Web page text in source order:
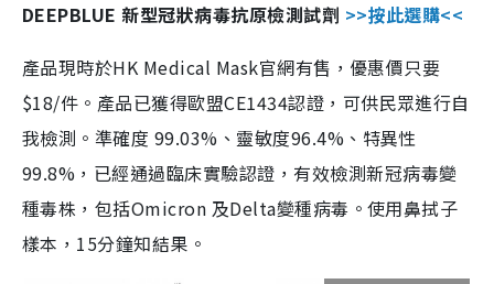
DEEPBLUE 新型冠狀病毒抗原檢測試劑 >>按此選購<<
產品現時於HK Medical Mask官網有售，優惠價只要
$18/件。產品已獲得歐盟CE1434認證，可供民眾進行自
我檢測。準確度 99.03%、靈敏度96.4%、特異性
99.8%，已經通過臨床實驗認證，有效檢測新冠病毒變
種毒株，包括Omicron 及Delta變種病毒。使用鼻拭子
樣本，15分鐘知結果。